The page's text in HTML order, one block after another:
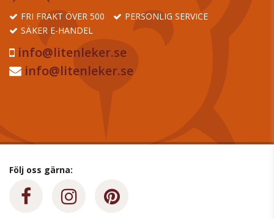
FRI FRAKT ÖVER 500
PERSONLIG SERVICE
SÄKER E-HANDEL
info@litenleker.se
info@litenleker.se
Följ oss gärna: